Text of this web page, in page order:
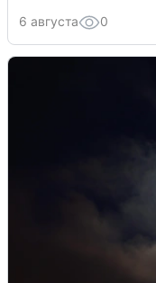
6 августа 0